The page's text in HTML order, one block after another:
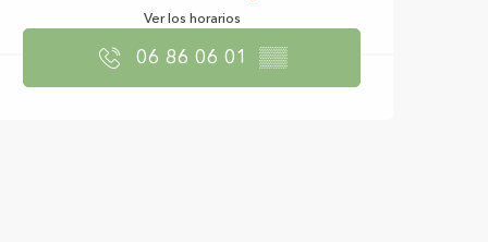
Ver los horarios
06 86 06 01 ▒▒